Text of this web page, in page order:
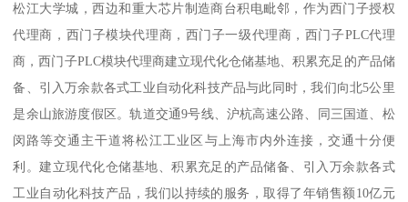
松江大学城，西边和重大芯片制造商台积电毗邻，作为西门子授权
代理商，西门子模块代理商，西门子一级代理商，西门子PLC代理
商，西门子PLC模块代理商建立现代化仓储基地、积累充足的产品储
备、引入万余款各式工业自动化科技产品与此同时，我们向北5公里
是余山旅游度假区。轨道交通9号线、沪杭高速公路、同三国道、松
闵路等交通主干道将松江工业区与上海市内外连接，交通十分便
利。建立现代化仓储基地、积累充足的产品储备、引入万余款各式
工业自动化科技产品，我们以持续的服务，取得了年销售额10亿元